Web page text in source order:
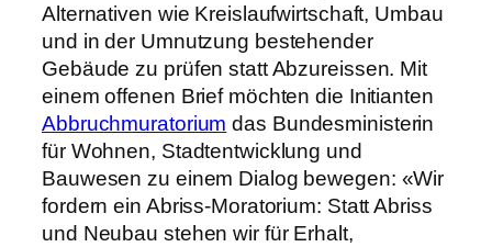
Alternativen wie Kreislaufwirtschaft, Umbau
und in der Umnutzung bestehender
Gebäude zu prüfen statt Abzureissen. Mit
einem offenen Brief möchten die Initianten
Abbruchmuratorium das Bundesministerin
für Wohnen, Stadtentwicklung und
Bauwesen zu einem Dialog bewegen: «Wir
fordern ein Abriss-Moratorium: Statt Abriss
und Neubau stehen wir für Erhalt,